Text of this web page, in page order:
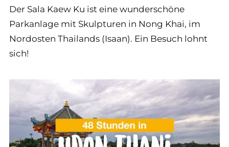
Der Sala Kaew Ku ist eine wunderschöne
Parkanlage mit Skulpturen in Nong Khai, im
Nordosten Thailands (Isaan). Ein Besuch lohnt
sich!